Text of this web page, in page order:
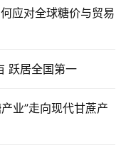
应对全球糖价与贸易
跃居全国第一
业”走向现代甘蔗产